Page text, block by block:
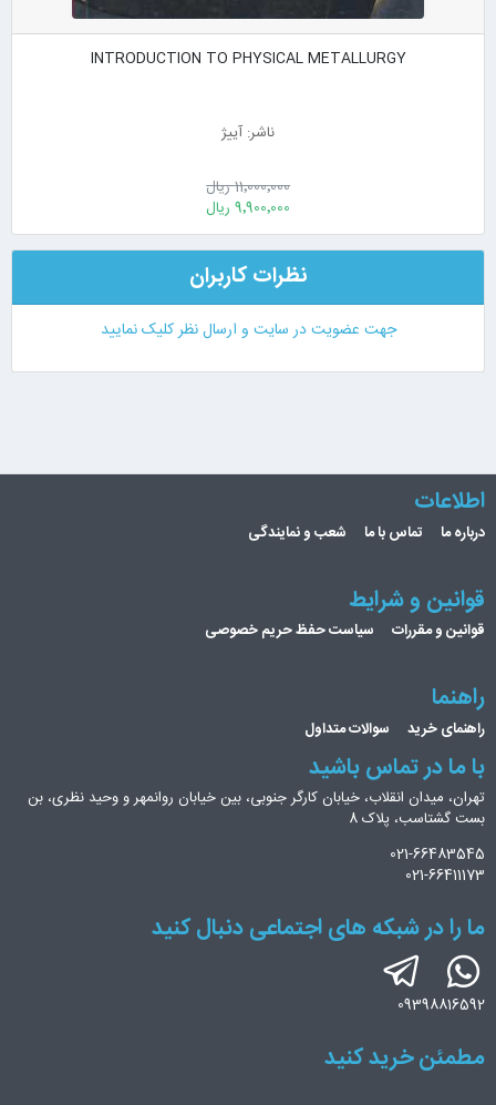
INTRODUCTION TO PHYSICAL METALLURGY
ناشر: آییژ
11٬000٬000 ریال
9٬900٬000 ریال
نظرات کاربران
جهت عضویت در سایت و ارسال نظر کلیک نمایید
اطلاعات
درباره ما تماس با ما شعب و نمایندگی
قوانین و شرایط
قوانین و مقررات سیاست حفظ حریم خصوصی
راهنما
راهنمای خرید سوالات متداول
با ما در تماس باشید
تهران، میدان انقلاب، خیابان کارگر جنوبی، بین خیابان روانمهر و وحید نظری، بن
بست گشتاسب، پلاک 8
021-66483545
021-66411173
ما را در شبکه های اجتماعی دنبال کنید
09398816592
مطمئن خرید کنید